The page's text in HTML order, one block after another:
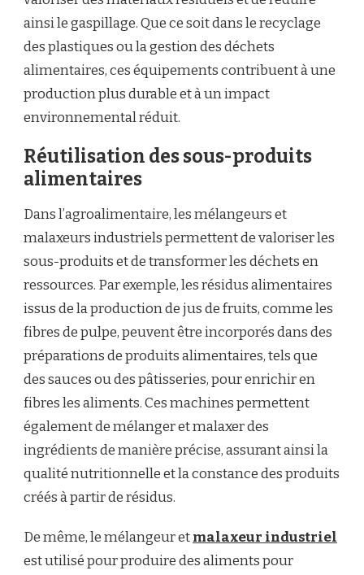
ainsi le gaspillage. Que ce soit dans le recyclage
des plastiques ou la gestion des déchets
alimentaires, ces équipements contribuent à une
production plus durable et à un impact
environnemental réduit.
Réutilisation des sous-produits
alimentaires
Dans l’agroalimentaire, les mélangeurs et
malaxeurs industriels permettent de valoriser les
sous-produits et de transformer les déchets en
ressources. Par exemple, les résidus alimentaires
issus de la production de jus de fruits, comme les
fibres de pulpe, peuvent être incorporés dans des
préparations de produits alimentaires, tels que
des sauces ou des pâtisseries, pour enrichir en
fibres les aliments. Ces machines permettent
également de mélanger et malaxer des
ingrédients de manière précise, assurant ainsi la
qualité nutritionnelle et la constance des produits
créés à partir de résidus.
De même, le mélangeur etmalaxeur industriel
est utilisé pour produire des aliments pour